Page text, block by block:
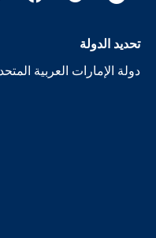
تحديد الدولة
دولة الإمارات العربية